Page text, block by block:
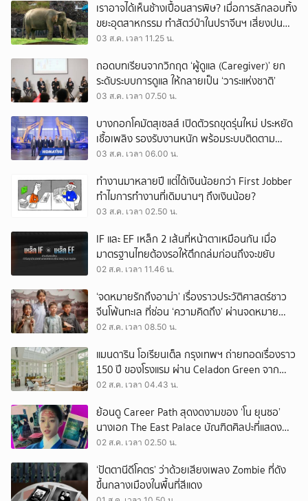
เราอาจได้เห็นช้างเปื้อนสารพิษ? เมื่อการลักลอบทิ้ง
ขยะอุตสาหกรรม ทำสัตว์ป่าในปราจีนฯ เสี่ยงปน
เปื้อน
03 ส.ค. เวลา 11.25 น.
ถอดบทเรียนจากวิกฤต ‘ผู้ดูแล (Caregiver)’ ยก
ระดับระบบการดูแล ให้กลายเป็น ‘วาระแห่งชาติ’
03 ส.ค. เวลา 07.50 น.
บางกอกโคมัตสุเซลส์ เปิดตัวรถขุดรุ่นใหม่ ประหยัด
เชื้อเพลิง รองรับงานหนัก พร้อมระบบติดตาม
เครื่องจักรผ่านดาวเทียม
03 ส.ค. เวลา 06.00 น.
ทำงานมาหลายปี แต่ได้เงินน้อยกว่า First Jobber
ทำไมการทำงานที่เดิมนานๆ ถึงเงินน้อย?
03 ส.ค. เวลา 02.50 น.
IF และ EF เหล็ก 2 เส้นที่หน้าตาเหมือนกัน เมื่อ
มาตรฐานไทยต้องรอให้ตึกถล่มก่อนถึงจะขยับ
02 ส.ค. เวลา 11.46 น.
‘จดหมายรักถึงอาม่า’ เรื่องราวประวัติศาสตร์ชาว
จีนโพ้นทะเล ที่ซ่อน ‘ความคิดถึง’ ผ่านจดหมาย
‘โพยก๊วน’
02 ส.ค. เวลา 08.50 น.
แมนดาริน โอเรียนเต็ล กรุงเทพฯ ถ่ายทอดเรื่องราว
150 ปี ของโรงแรม ผ่าน Celadon Green จาก
เครื่องศิลาดล
02 ส.ค. เวลา 04.43 น.
ย้อนดู Career Path สุดงดงามของ ‘โน ยุนซอ’
นางเอก The East Palace บัณฑิตศิลปะที่แสดง
เรื่องไหนก็ปัง
02 ส.ค. เวลา 02.50 น.
‘ปัตตานีดีโคตร’ ว่าด้วยเสียงเพลง Zombie ที่ดัง
ขึ้นกลางเมืองในพื้นที่สีแดง